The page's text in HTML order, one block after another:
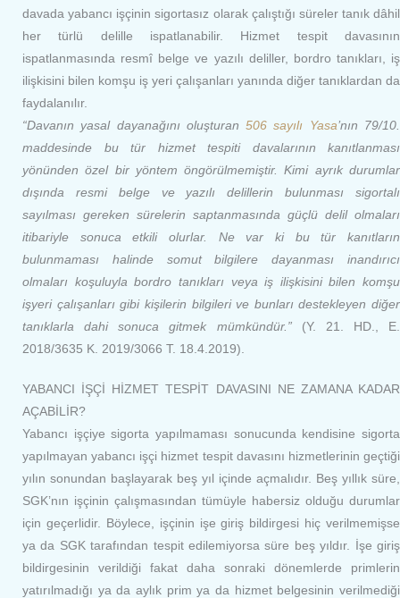
davada yabancı işçinin sigortasız olarak çalıştığı süreler tanık dâhil
her türlü delille ispatlanabilir. Hizmet tespit davasının
ispatlanmasında resmî belge ve yazılı deliller, bordro tanıkları, iş
ilişkisini bilen komşu iş yeri çalışanları yanında diğer tanıklardan da
faydalanılır.
“Davanın yasal dayanağını oluşturan506 sayılı Yasa’nın 79/10.
maddesinde bu tür hizmet tespiti davalarının kanıtlanması
yönünden özel bir yöntem öngörülmemiştir. Kimi ayrık durumlar
dışında resmi belge ve yazılı delillerin bulunması sigortalı
sayılması gereken sürelerin saptanmasında güçlü delil olmaları
itibariyle sonuca etkili olurlar. Ne var ki bu tür kanıtların
bulunmaması halinde somut bilgilere dayanması inandırıcı
olmaları koşuluyla bordro tanıkları veya iş ilişkisini bilen komşu
işyeri çalışanları gibi kişilerin bilgileri ve bunları destekleyen diğer
tanıklarla dahi sonuca gitmek mümkündür.” (Y. 21. HD., E.
2018/3635 K. 2019/3066 T. 18.4.2019).
YABANCI İŞÇİ HİZMET TESPİT DAVASINI NE ZAMANA KADAR
AÇABİLİR?
Yabancı işçiye sigorta yapılmaması sonucunda kendisine sigorta
yapılmayan yabancı işçi hizmet tespit davasını hizmetlerinin geçtiği
yılın sonundan başlayarak beş yıl içinde açmalıdır. Beş yıllık süre,
SGK’nın işçinin çalışmasından tümüyle habersiz olduğu durumlar
için geçerlidir. Böylece, işçinin işe giriş bildirgesi hiç verilmemişse
ya da SGK tarafından tespit edilemiyorsa süre beş yıldır. İşe giriş
bildirgesinin verildiği fakat daha sonraki dönemlerde primlerin
yatırılmadığı ya da aylık prim ya da hizmet belgesinin verilmediği